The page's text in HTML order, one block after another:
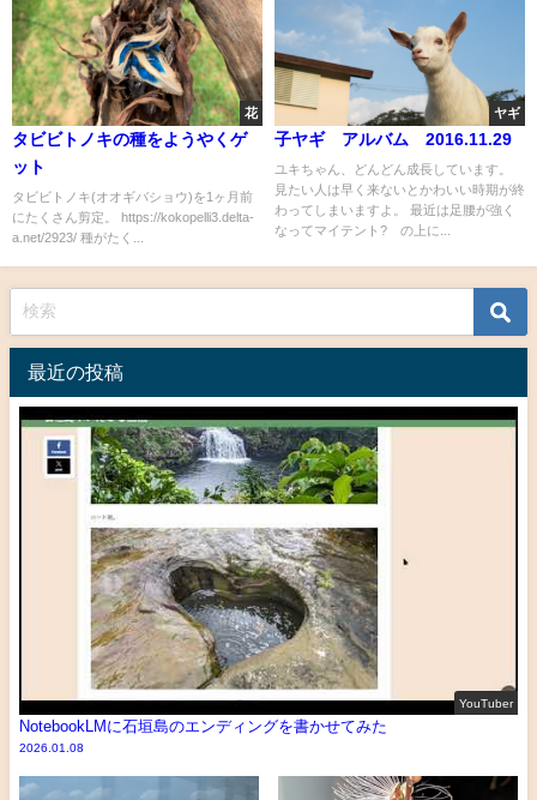
花
タビビトノキの種をようやくゲ
ット
タビビトノキ(オオギバショウ)を1ヶ月前
にたくさん剪定。 https://kokopelli3.delta-
a.net/2923/ 種がたく...
ヤギ
子ヤギ アルバム 2016.11.29
ユキちゃん、どんどん成長しています。
見たい人は早く来ないとかわいい時期が終
わってしまいますよ。 最近は足腰が強く
なってマイテント? の上に...
最近の投稿
YouTuber
NotebookLMに石垣島のエンディングを書かせてみた
2026.01.08